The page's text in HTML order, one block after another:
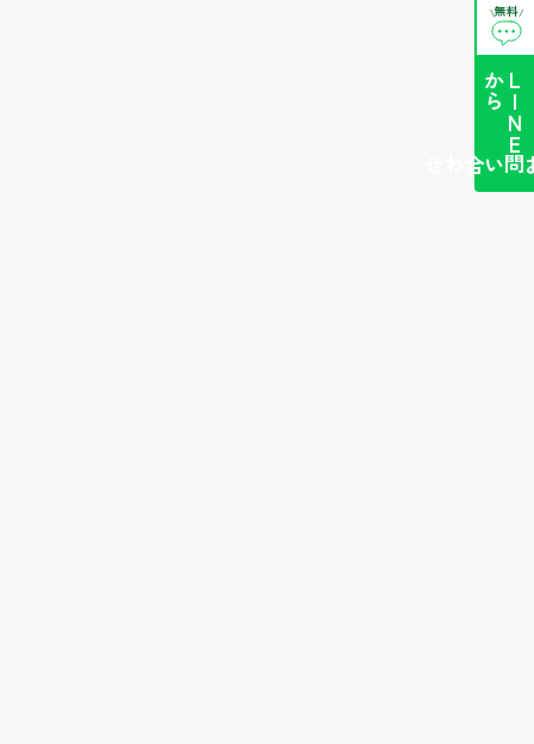
\無料/
L
I
N
E
か
ら